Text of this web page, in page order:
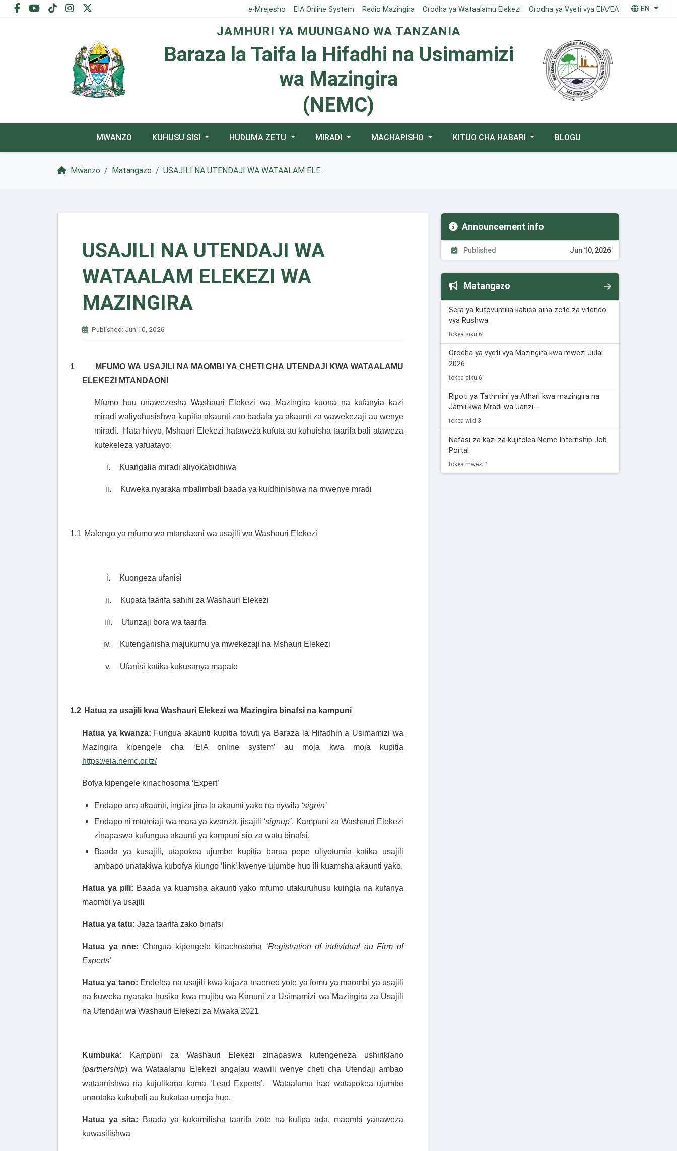
e-Mrejesho EIA Online System Redio Mazingira Orodha ya Wataalamu Elekezi Orodha ya Vyeti vya EIA/EA EN
JAMHURI YA MUUNGANO WA TANZANIA
Baraza la Taifa la Hifadhi na Usimamizi
wa Mazingira
(NEMC)
MWANZO KUHUSU SISI HUDUMA ZETU MIRADI MACHAPISHO KITUO CHA HABARI BLOGU
Mwanzo Matangazo USAJILI NA UTENDAJI WA WATAALAM ELE...
USAJILI NA UTENDAJI WA
WATAALAM ELEKEZI WA
MAZINGIRA
Published: Jun 10, 2026
1 MFUMO WA USAJILI NA MAOMBI YA CHETI CHA UTENDAJI KWA WATAALAMU
ELEKEZI MTANDAONI
Mfumo huu unawezesha Washauri Elekezi wa Mazingira kuona na kufanyia kazi
miradi waliyohusishwa kupitia akaunti zao badala ya akaunti za wawekezaji au wenye
miradi.
Hata hivyo, Mshauri Elekezi hataweza kufuta au kuhuisha taarifa bali ataweza
kutekeleza yafuatayo:
i. Kuangalia miradi aliyokabidhiwa
ii. Kuweka nyaraka mbalimbali baada ya kuidhinishwa na mwenye mradi
1.1 Malengo ya mfumo wa mtandaoni wa usajili wa Washauri Elekezi
i. Kuongeza ufanisi
ii. Kupata taarifa sahihi za Washauri Elekezi
iii. Utunzaji bora wa taarifa
iv. Kutenganisha majukumu ya mwekezaji na Mshauri Elekezi
v. Ufanisi katika kukusanya mapato
1.2 Hatua za usajili kwa Washauri Elekezi wa Mazingira binafsi na kampuni
Hatua ya kwanza: Fungua akaunti kupitia tovuti ya Baraza la Hifadhin a Usimamizi wa
Mazingira kipengele cha ‘EIA online system’ au moja kwa moja kupitia
https://eia.nemc.or.tz/
Bofya kipengele kinachosoma ‘Expert’
Endapo una akaunti, ingiza jina la akaunti yako na nywila ‘signin’
Endapo ni mtumiaji wa mara ya kwanza, jisajili ‘signup’. Kampuni za Washauri Elekezi
zinapaswa kufungua akaunti ya kampuni sio za watu binafsi.
Baada ya kusajili, utapokea ujumbe kupitia barua pepe uliyotumia katika usajili
ambapo unatakiwa kubofya kiungo ‘link’ kwenye ujumbe huo ili kuamsha akaunti yako.
Hatua ya pili: Baada ya kuamsha akaunti yako mfumo utakuruhusu kuingia na kufanya
maombi ya usajili
Hatua ya tatu: Jaza taarifa zako binafsi
Hatua ya nne: Chagua kipengele kinachosoma ‘Registration of individual au Firm of
Experts’
Hatua ya tano: Endelea na usajili kwa kujaza maeneo yote ya fomu ya maombi ya usajili
na kuweka nyaraka husika kwa mujibu wa Kanuni za Usimamizi wa Mazingira za Usajili
na Utendaji wa Washauri Elekezi za Mwaka 2021
Kumbuka: Kampuni za Washauri Elekezi zinapaswa kutengeneza ushirikiano
(partnership) wa Wataalamu Elekezi angalau wawili wenye cheti cha Utendaji ambao
wataanishwa na kujulikana kama ‘Lead Experts’.
Wataalumu hao watapokea ujumbe
unaotaka kukubali au kukataa umoja huo.
Hatua ya sita: Baada ya kukamilisha taarifa zote na kulipa ada, maombi yanaweza
kuwasilishwa
Announcement info
Published Jun 10, 2026
Matangazo
Sera ya kutovumilia kabisa aina zote za vitendo
vya Rushwa.
tokea siku 6
Orodha ya vyeti vya Mazingira kwa mwezi Julai
2026
tokea siku 6
Ripoti ya Tathmini ya Athari kwa mazingira na
Jamii kwa Mradi wa Uanzi...
tokea wiki 3
Nafasi za kazi za kujitolea Nemc Internship Job
Portal
tokea mwezi 1